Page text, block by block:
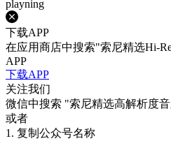
playning
下载APP
在应用商店中搜索"索尼精选Hi-
APP
下载APP
关注我们
微信中搜索 "索尼精选高解析度
或者
1. 复制公众号名称